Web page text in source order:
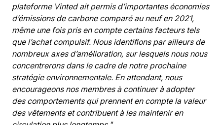
plateforme Vinted ait permis d’importantes économies
d’émissions de carbone comparé au neuf en 2021,
même une fois pris en compte certains facteurs tels
que l’achat compulsif. Nous identifions par ailleurs de
nombreux axes d’amélioration, sur lesquels nous nous
concentrerons dans le cadre de notre prochaine
stratégie environnementale. En attendant, nous
encourageons nos membres à continuer à adopter
des comportements qui prennent en compte la valeur
des vêtements et contribuent à les maintenir en